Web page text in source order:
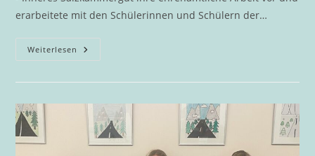
erarbeitete mit den Schülerinnen und Schülern der…
Weiterlesen Letzte
Hilfe